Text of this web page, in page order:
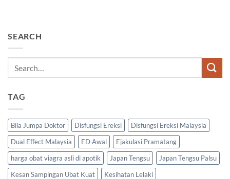
SEARCH
TAG
Bila Jumpa Doktor Disfungsi Ereksi
Disfungsi Ereksi Malaysia
Dual Effect Malaysia
ED Awal
Ejakulasi Pramatang
harga obat viagra asli di apotik
Japan Tengsu
Japan Tengsu Palsu
Kesan Sampingan Ubat Kuat
Kesihatan Lelaki